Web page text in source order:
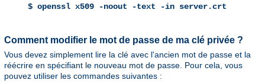
$ openssl x509 -noout -text -in server.crt
Comment modifier le mot de passe de ma clé privée ?
Vous devez simplement lire la clé avec l'ancien mot de passe et la
réécrire en spécifiant le nouveau mot de passe. Pour cela, vous
pouvez utiliser les commandes suivantes :